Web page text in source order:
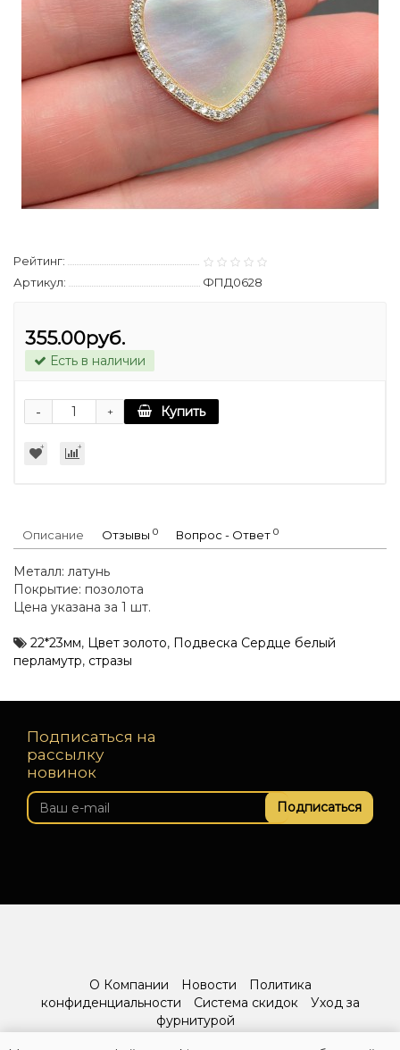
Рейтинг:
Артикул:
ФПД0628
355.00руб.
Есть в наличии
+
- Купить
Описание Отзывы 0 Вопрос - Ответ 0
Металл: латунь
Покрытие: позолота
Цена указана за 1 шт.
22*23мм, Цвет золото, Подвеска Сердце белый
перламутр, стразы
Подписаться на
рассылку
новинок
Подписаться
О Компании Новости
Политика
конфиденциальности
Система скидок
Уход за
фурнитурой